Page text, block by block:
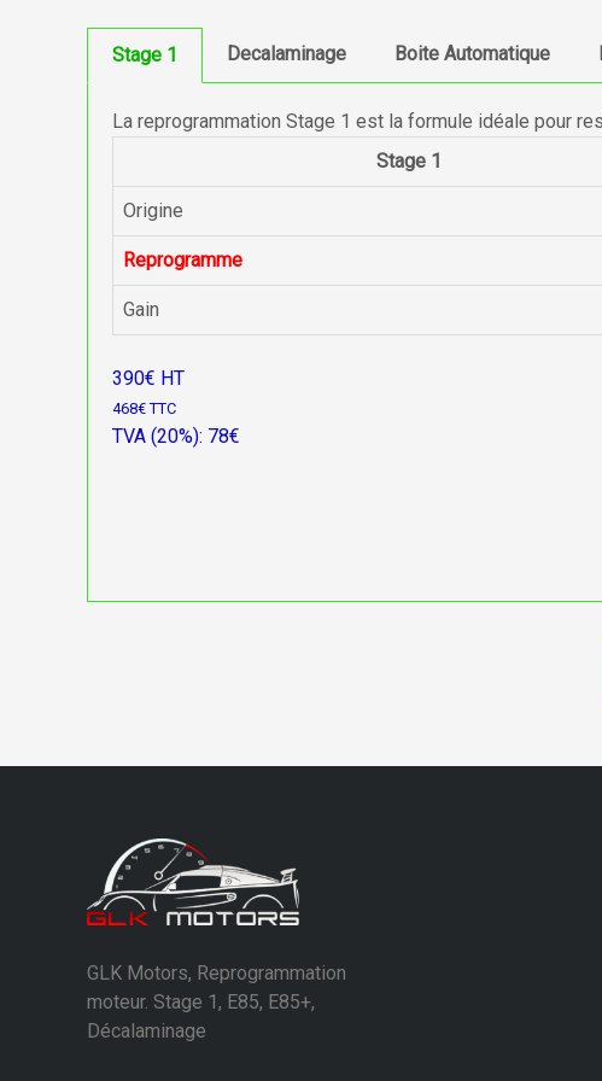
Stage 1 Decalaminage Boite Automatique
La reprogrammation Stage 1 est la formule idéale pour
Stage 1
Origine
Reprogramme
Gain
390€ HT
468€ TTC
TVA (20%): 78€
GLK Motors, Reprogrammation
moteur. Stage 1, E85, E85+,
Décalaminage